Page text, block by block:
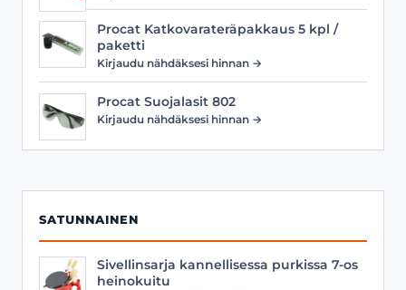
Procat Katkovarateräpakkaus 5 kpl /
paketti
Kirjaudu nähdäksesi hinnan →
Procat Suojalasit 802
Kirjaudu nähdäksesi hinnan →
SATUNNAINEN
Sivellinsarja kannellisessa purkissa 7-os
heinokuitu